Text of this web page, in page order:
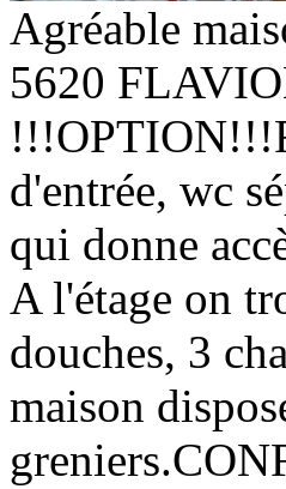
Agréable
5620
d'entrée, wc
qui donne
A l'étage on
douches, 3
maison